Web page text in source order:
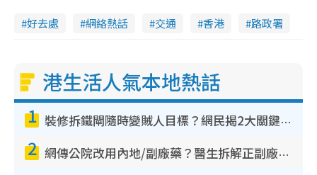
好去處 網絡熱話 交通 香港 路政署
港生活人氣本地熱話
1 裝修拆鐵閘隨時變賊人目標？網民揭2大關鍵用途：裝新式等於白裝？附新舊鐵閘分別
2 網傳公院改用內地/副廠藥？醫生拆解正副廠分別 揭4類人換藥隨時出事